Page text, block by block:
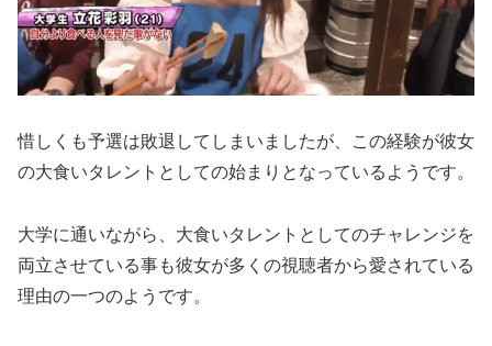
惜しくも予選は敗退してしまいましたが、この経験が彼女
の大食いタレントとしての始まりとなっているようです。
大学に通いながら、大食いタレントとしてのチャレンジを
両立させている事も彼女が多くの視聴者から愛されている
理由の一つのようです。